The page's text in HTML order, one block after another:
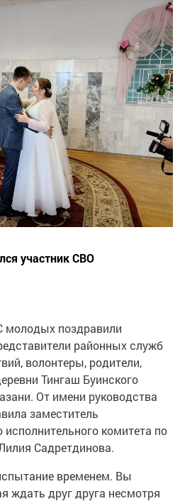
участник СВО
молодых поздравили
районных служб
волонтеры, родители,
Тингаш Буинского
От имени руководства
заместитель
исполнительного комитета по
Садретдинова.
временем. Вы
ждать друг друга несмотря